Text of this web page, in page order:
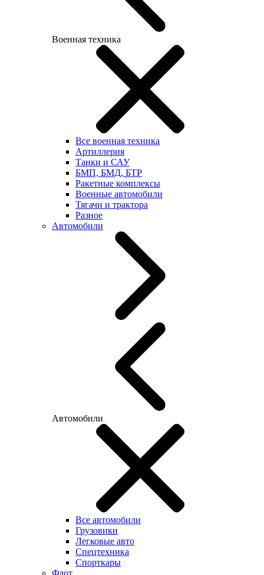
Военная техника
Все военная техника
Артиллерия
Танки и САУ
БМП, БМД, БТР
Ракетные комплексы
Военные автомобили
Тягачи и трактора
Разное
Автомобили
Автомобили
Все автомобили
Грузовики
Легковые авто
Спецтехника
Спорткары
Флот